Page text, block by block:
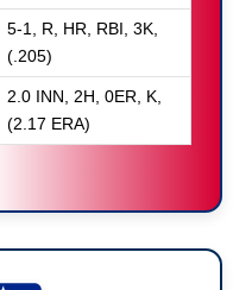
5-1, R, HR, RBI, 3K,
(.205)
2.0 INN, 2H, 0ER, K,
(2.17 ERA)